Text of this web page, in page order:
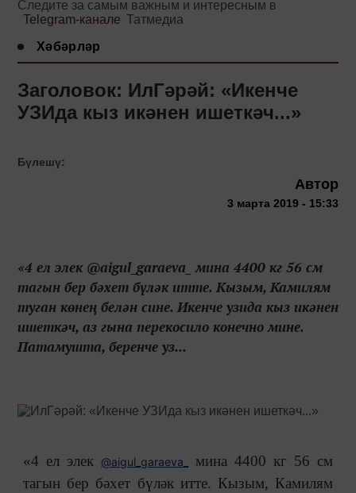
Следите за самым важным и интересным в
Telegram-канале Татмедиа
Хәбәрләр
Заголовок: ИлГәрәй: «Икенче
УЗИда кыз икәнен ишеткәч...»
Бүлешү:
Автор
3 марта 2019 - 15:33
«4 ел элек @aigul_garaeva_ мина 4400 кг 56 см
тагын бер бәхет бүләк итте. Кызым, Камилям
туган көнең белән сине. Икенче узида кыз икәнен
ишеткәч, аз гына перекосило конечно мине.
Патамушта, беренче уз...
«4 ел элек @aigul_garaeva_
мина 4400 кг 56 см
тагын бер бәхет бүләк итте. Кызым, Камилям